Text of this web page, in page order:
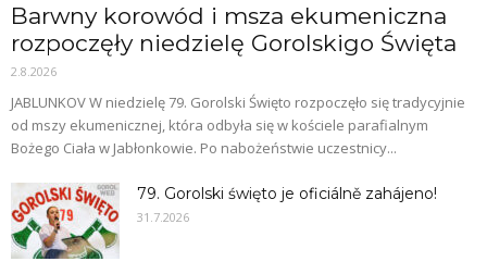
Barwny korowód i msza ekumeniczna
rozpoczęły niedzielę Gorolskigo Święta
2.8.2026
JABLUNKOV W niedzielę 79. Gorolski Święto rozpoczęło się tradycyjnie
od mszy ekumenicznej, która odbyła się w kościele parafialnym
Bożego Ciała w Jabłonkowie. Po nabożeństwie uczestnicy...
79. Gorolski święto je oficiálně zahájeno!
31.7.2026